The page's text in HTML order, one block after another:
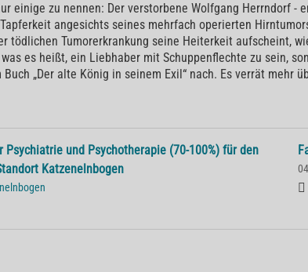
einige zu nennen: Der verstorbene Wolfgang Herrndorf
angesichts seines mehrfach operierten
tödlichen Tumorerkrankung seine Heiterkeit aufscheint,
es heißt, ein Liebhaber mit Schuppenflechte zu sein,
„Der alte König in seinem Exil“ nach. Es verrät
und Psychotherapie (70-100%) für den
Katzenelnbogen